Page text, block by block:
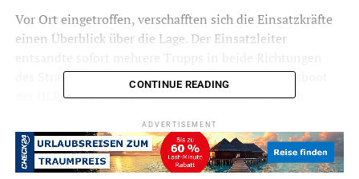
Vor Ort eingetroffen, verschafften sich die Einsatzkräfte
einen Überblick über die Lage. Der Einsatzleiter
des Strandweges zur Personensuche. Ein Rettungsboot
der DLRG suchte den Harkortsee wasserseitig nach
Einsatzkräfte standen bereit, um gegebenenfalls den
weiteren Ruhrverlauf absuchen zu können.
CONTINUE READING
ADVERTISEMENT